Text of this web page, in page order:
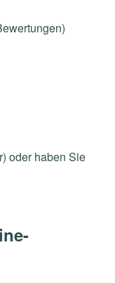
oder haben Sie